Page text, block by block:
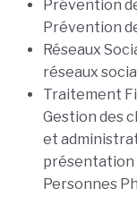
Prévention
Prévention
Réseaux
réseaux
Traitement
Gestion des
et
présentation
Personnes